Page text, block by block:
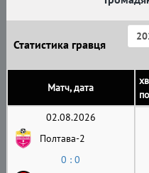
Статистика гравця
Матч, дата
02.08.2026
Полтава-2
0 : 0